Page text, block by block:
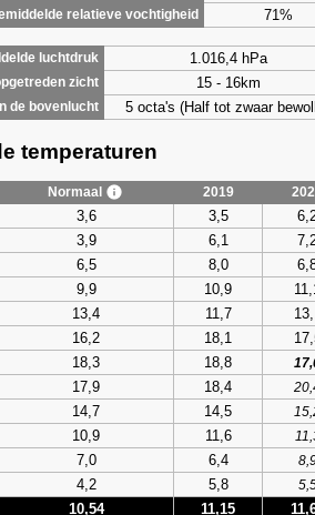
relatieve vochtigheid 71%
luchtdruk 1.016,4 hPa
zicht 15 - 16km
de bovenlucht 5 octa's (Half tot zwaar
temperaturen
Normaal 2019
3,6 3,5
3,9 6,1
6,5 8,0
9,9 10,9
13,4 11,7
16,2 18,1
18,3 18,8
17,9 18,4
14,7 14,5
10,9 11,6
7,0 6,4
4,2 5,8
10,54 11,15